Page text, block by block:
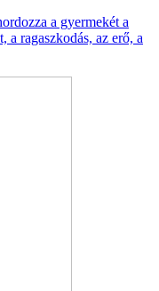
a gyermekét a
a ragaszkodás, az erő, a